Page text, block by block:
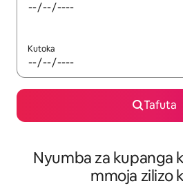
Kutoka
Tafuta
Nyumba za kupanga
mmoja zilizo